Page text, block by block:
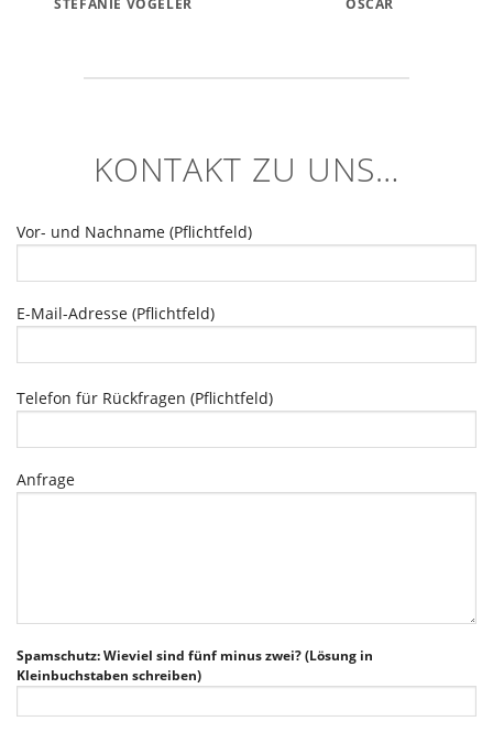
STEFANIE VOGELER OSCAR
KONTAKT ZU UNS…
Vor- und Nachname (Pflichtfeld)
E-Mail-Adresse (Pflichtfeld)
Bitte
lasse
Feld
leer.
Telefon für Rückfragen (Pflichtfeld)
Anfrage
Bitte
lasse
Feld
Spamschutz: Wieviel sind fünf minus zwei? (Lösung in
Kleinbuchstaben schreiben)